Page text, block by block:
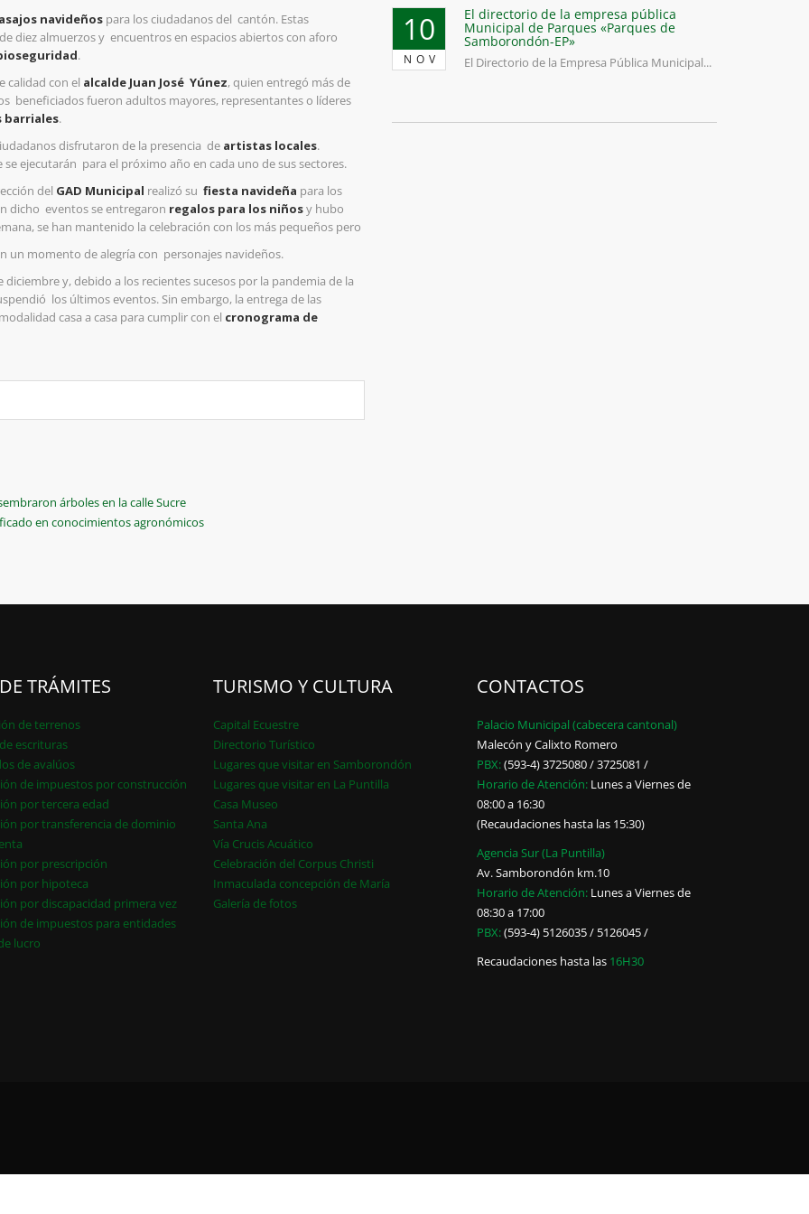
navideños para los ciudadanos del cantón. Estas
diez almuerzos y encuentros en espacios abiertos con aforo
.
calidad con el alcalde Juan José Yúnez, quien entregó más de
beneficiados fueron adultos mayores, representantes o líderes
barriales.
disfrutaron de la presencia de artistas locales.
se ejecutarán para el próximo año en cada uno de sus sectores.
del GAD Municipal realizó su fiesta navideña para los
dicho eventos se entregaron regalos para los niñosy hubo
se han mantenido la celebración con los más pequeños pero
un momento de alegría con personajes navideños.
diciembre y, debido a los recientessucesos por la pandemia de la
los últimos eventos. Sin embargo, la entrega de las
casa a casa para cumplir con el cronograma de
árboles en la calle Sucre
en conocimientos agronómicos
10
NOV
El directorio de la empresa pública
Municipal de Parques «Parques de
Samborondón-EP»
El Directorio de la Empresa Pública Municipal...
TRÁMITES
de terrenos
escrituras
de avalúos
de impuestos por construcción
por tercera edad
por transferencia de dominio
por prescripción
por hipoteca
por discapacidad primera vez
de impuestos para entidades
lucro
TURISMO Y CULTURA
Capital Ecuestre
Directorio Turístico
Lugares que visitar en Samborondón
Lugares que visitar en La Puntilla
Casa Museo
Santa Ana
Vía Crucis Acuático
Celebración del Corpus Christi
Inmaculada concepción de María
Galería de fotos
CONTACTOS
Palacio Municipal (cabecera cantonal)
Malecón y Calixto Romero
PBX:(593-4) 3725080 / 3725081 /
Horario de Atención:Lunes a Viernes de
08:00 a 16:30
(Recaudaciones hasta las 15:30)
Agencia Sur (La Puntilla)
Av. Samborondón km.10
Horario de Atención:Lunes a Viernes de
08:30 a 17:00
PBX:(593-4) 5126035 / 5126045 /
Recaudaciones hasta las 16H30